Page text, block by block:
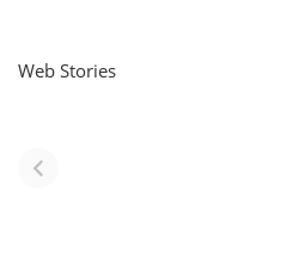
Web Stories
(राजस्थान) |
Formation Of New